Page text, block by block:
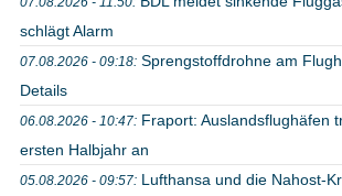
schlägt Alarm
07.08.2026 - 09:18: Sprengstoffdrohne am
Details
06.08.2026 - 10:47: Fraport: Auslandsflughäfen
ersten Halbjahr an
05.08.2026 - 09:57: Lufthansa und die Nahost-